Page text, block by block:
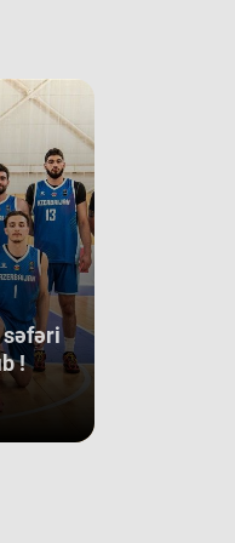
yarışın tam mərkəzində
də, komandamızın yer aldığı
bu nəticənin adi bir nəticə
mərhələsində qarşılaşdığımız
sonundakı yekun mövqeləri də
ən güclü rəqibimiz olan İsveç
medallarına sahib çıxıb. Digər
off mərhələsini uğurla keçərək
Makedoniya yığması isə ilk
cu sırada bitirib. Millimiz
sayəsində ümumi sıralamada
bacarıb. Basketbolçularımız
Albaniya və Kosovo kimi
!